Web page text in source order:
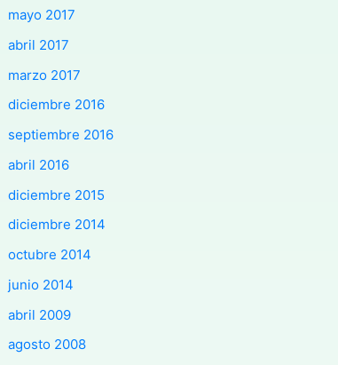
mayo 2017
abril 2017
marzo 2017
diciembre 2016
septiembre 2016
abril 2016
diciembre 2015
diciembre 2014
octubre 2014
junio 2014
abril 2009
agosto 2008